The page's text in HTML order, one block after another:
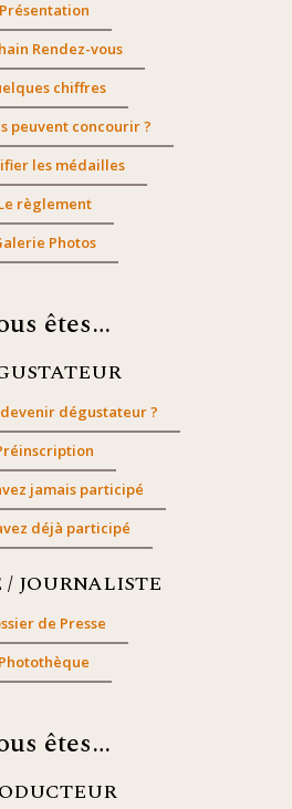
Présentation
Rendez-vous
chiffres
peuvent concourir ?
les médailles
règlement
Photos
êtes…
dégustateur ?
jamais participé
déjà participé
/ JOURNALISTE
de Presse
Photothèque
êtes…